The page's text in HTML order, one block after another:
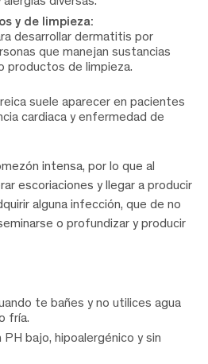
y de limpieza:
desarrollar dermatitis por
que manejan sustancias
productos de limpieza.
suele aparecer en pacientes
cardiaca y enfermedad de
intensa, por lo que al
escoriaciones y llegar a producir
alguna infección, que de no
o profundizar y producir
te bañes y no utilices agua
fría.
bajo, hipoalergénico y sin